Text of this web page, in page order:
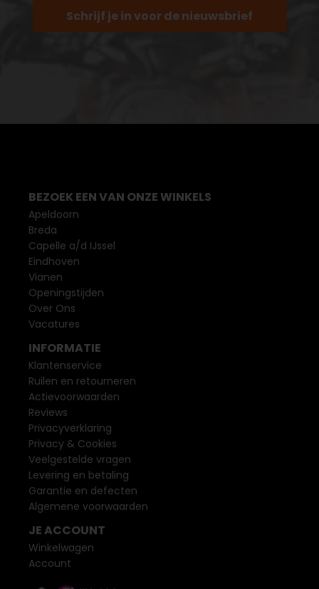
Schrijf je in voor de nieuwsbrief
BEZOEK EEN VAN ONZE WINKELS
Apeldoorn
Breda
Capelle a/d IJssel
Eindhoven
Vianen
Openingstijden
Over Ons
Vacatures
INFORMATIE
Klantenservice
Ruilen en retourneren
Actievoorwaarden
Reviews
Privacyverklaring
Privacy & Cookies
Veelgestelde vragen
Levering en betaling
Garantie en defecten
Algemene voorwaarden
JE ACCOUNT
Winkelwagen
Account